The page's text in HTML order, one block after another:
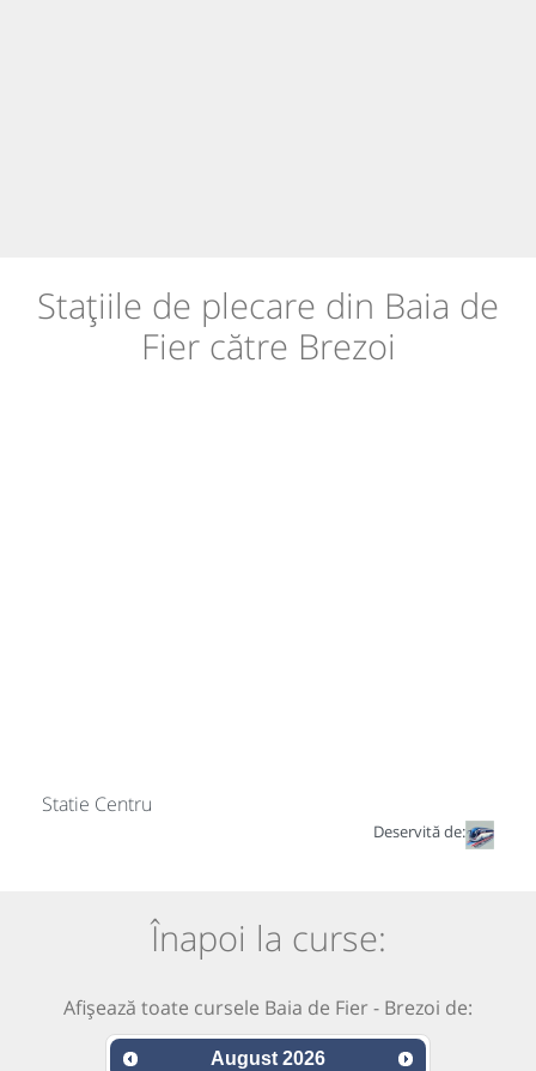
Stațiile de plecare din Baia de
Fier către Brezoi
Statie Centru
Deservită de:
Înapoi la curse:
Afișează toate cursele Baia de Fier - Brezoi de:
August 2026